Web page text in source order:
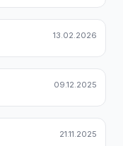
13.02.2026
09.12.2025
21.11.2025